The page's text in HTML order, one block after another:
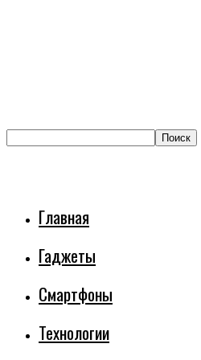
Главная
Гаджеты
Смартфоны
Технологии